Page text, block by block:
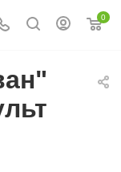
0